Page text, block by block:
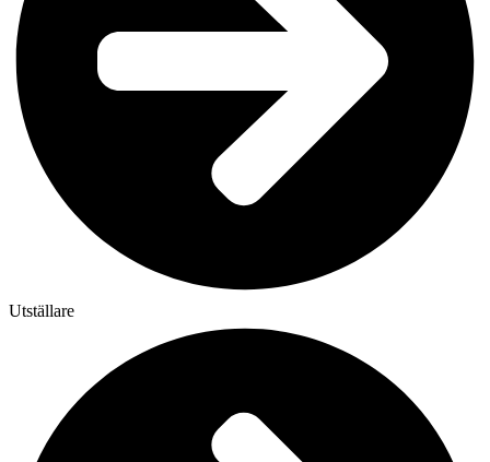
Utställare